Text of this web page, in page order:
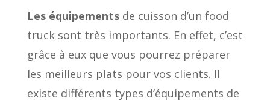
Les équipementsde cuisson d’un food
truck sont très importants. En effet, c’est
grâce à eux que vous pourrez préparer
les meilleurs plats pour vos clients. Il
existe différents types d’équipements de